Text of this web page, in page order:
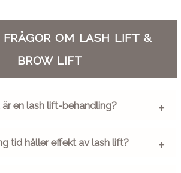
OM LASH LIFT &
BROW LIFT
är en lash lift-behandling?
tid håller effekt av lash lift?